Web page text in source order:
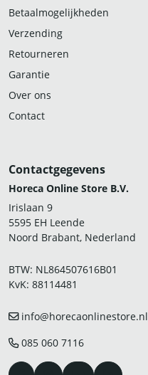
Betaalmogelijkheden
Verzending
Retourneren
Garantie
Over ons
Contact
Contactgegevens
Horeca Online Store B.V.
Irislaan 9
5595 EH Leende
Noord Brabant, Nederland
BTW: NL864507616B01
KvK: 88114481
info@horecaonlinestore.nl
085 060 7116